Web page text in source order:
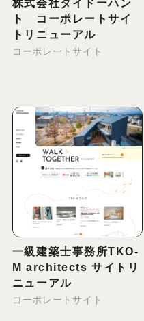
株式会社ダイドーハン
ト コーポレートサイ
トリニューアル
コーポレートサイト
一級建築士事務所TKO-
M architects サイトリ
ニューアル
コーポレートサイト